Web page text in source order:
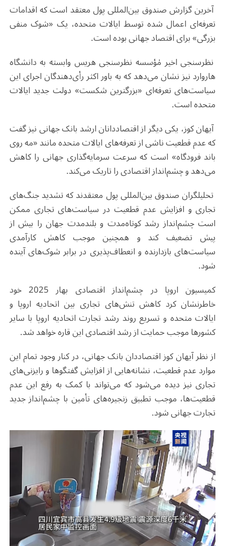
آخرین گزارش صندوق بین‌المللی پول معتقد است که اقدامات
تعرفه‌ای اعمال شده توسط ایالات متحده، یک «شوک منفی
بزرگی» برای اقتصاد جهانی بوده است.
نظرسنجی اخیر مٰؤسسه نظرسنجی هریس وابسته به دانشگاه
هاروارد نیز نشان می‌دهد که به باور اکثر رأی‌دهندگان اجرای این
سیاست‌های تعرفه‌ای «بزرگترین شکست» دولت جدید ایالات
متحده است.
آیهان کوز، یکی دیگر از اقتصاددانان ارشد بانک جهانی نیز گفت
که عدم قطعیت ناشی از تعرفه‌های ایالات متحده مانند «مه روی
باند فرودگاه» است که سرعت سرمایه‌گذاری جهانی را کاهش
می‌دهد و چشم‌انداز اقتصادی را تاریک می‌کند.
تحلیلگران صندوق بین‌المللی پول معتقدند که تشدید جنگ‌های
تجاری و افزایش عدم قطعیت در سیاست‌های تجاری ممکن
است چشم‌انداز رشد کوتاه‌مدت و بلندمدت جهان را بیش از
پیش تضعیف کند و همچنین موجب کاهش کارآمدی
سیاست‌های بازدارنده و انعطاف‌پذیری در برابر شوک‌های آینده
شود.
کمیسیون اروپا در چشم‌انداز اقتصادی بهار 2025 خود
خاطرنشان کرد کاهش تنش‌های تجاری بین اتحادیه اروپا و
ایالات متحده و تسریع روند رشد تجارت اتحادیه اروپا با سایر
کشورها موجب حمایت از رشد اقتصادی این قاره خواهد شد.
از نظر آیهان کوز اقتصاددان بانک جهانی، در کنار وجود تمام این
موارد عدم قطعیت، نشانه‌هایی از افزایش گفتگوها و رایزنی‌های
تجاری نیز دیده می‌شود که می‌تواند با کمک به رفع این عدم
قطعیت‌ها، موجب تطبیق زنجیره‌های تأمین با چشم‌انداز جدید
تجارت جهانی شود.